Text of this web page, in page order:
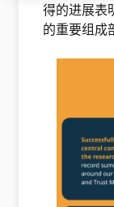
得的进展表
的重要组成